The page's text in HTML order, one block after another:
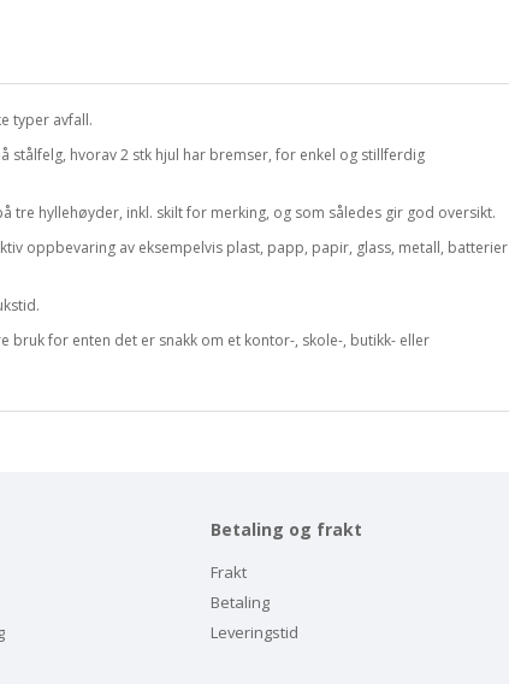
typer avfall.
stålfelg, hvorav 2 stk hjul har bremser, for enkel og stillferdig
tre hyllehøyder, inkl. skilt for merking, og som således gir god oversikt.
oppbevaring av eksempelvis plast, papp, papir, glass, metall, batterier
for enten det er snakk om et kontor-, skole-, butikk- eller
Betaling og frakt
Frakt
Betaling
Leveringstid